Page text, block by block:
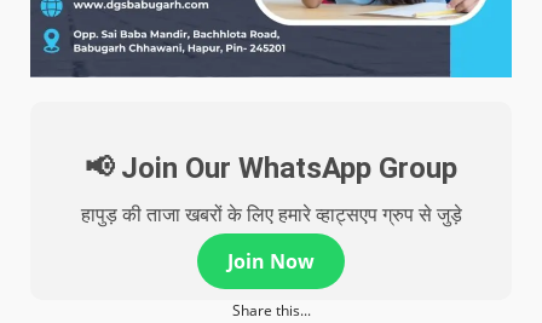
📢 Join Our WhatsApp Group
हापुड़ की ताजा खबरों के लिए हमारे व्हाट्सएप ग्रुप से जुड़े
Join Now
Share this...